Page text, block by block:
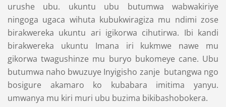
urushe ubu. ukuntu ubu butumwa wabwakiriye
ningoga ugaca wihuta kubukwiragiza mu ndimi zose
birakwereka ukuntu ari igikorwa cihutirwa. Ibi kandi
birakwereka ukuntu Imana iri kukmwe nawe mu
gikorwa twagushinze mu buryo bukomeye cane. Ubu
butumwa naho bwuzuye Inyigisho zanje butangwa ngo
bosigure akamaro ko kubabara imitima yanyu.
umwanya mu kiri muri ubu buzima bikibashobokera.